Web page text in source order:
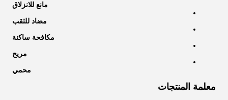
مانع للانزلاق
مضاد للثقب
مكافحة ساكنة
مريح
محمي
معلمة المنتجات